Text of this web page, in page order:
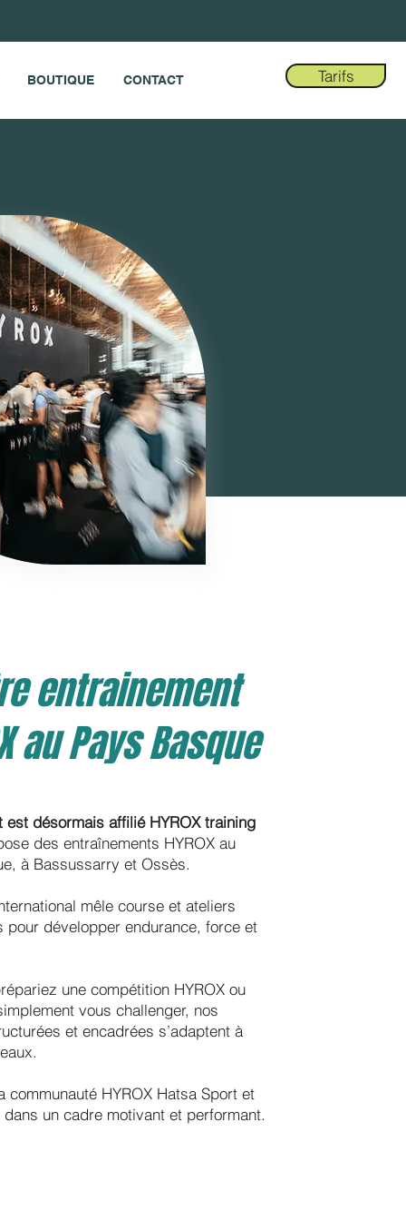
BOUTIQUE CONTACT Tarifs
entrainement
au Pays Basque
est désormais affilié HYROX training
des entraînements HYROX au
à Bassussarry et Ossès.
mêle course et ateliers
pour développer endurance, force et
une compétition HYROX ou
vous challenger, nos
et encadrées s’adaptent à
communauté HYROX Hatsa Sport et
un cadre motivant et performant.